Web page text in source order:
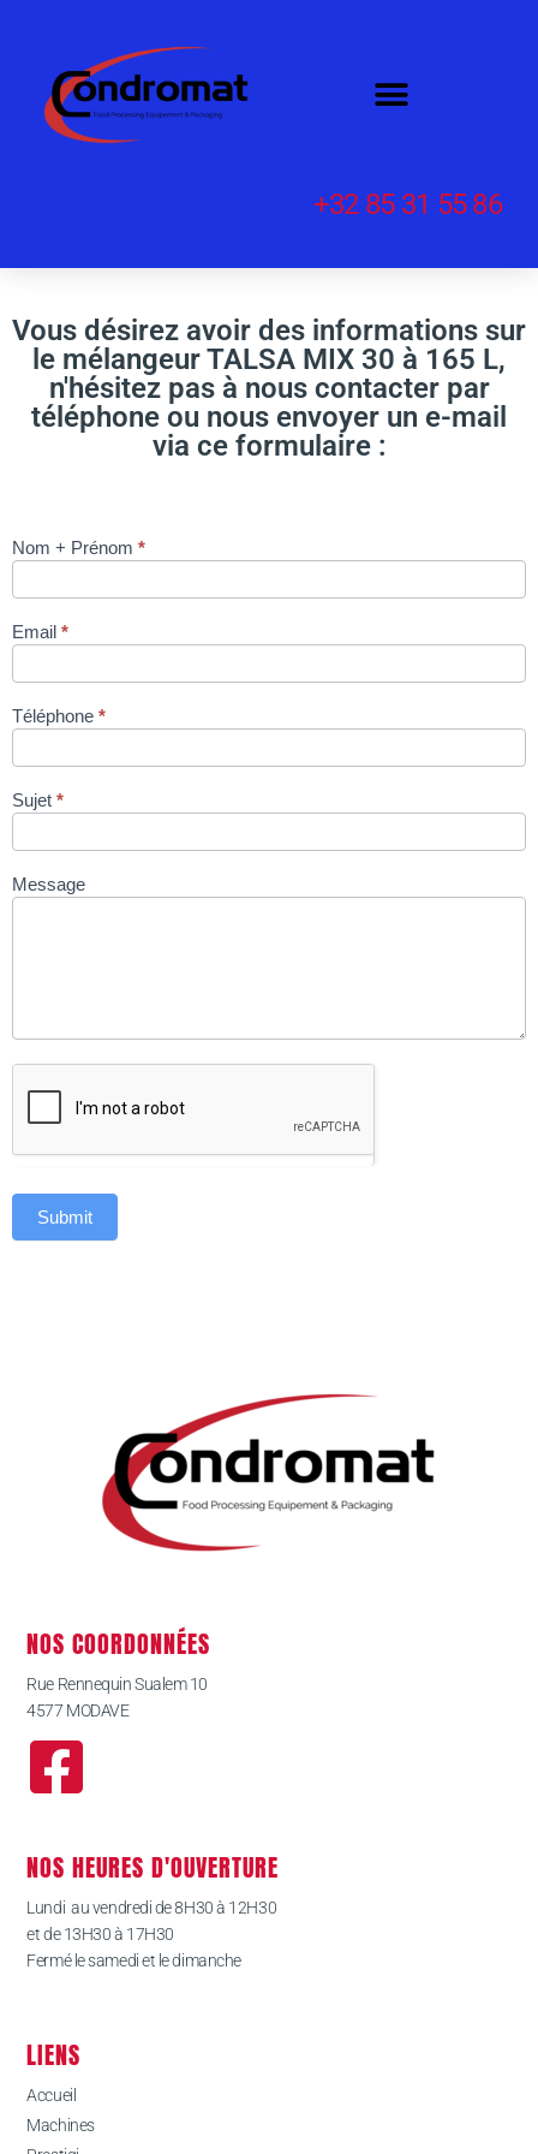
+32 85 31 55 86
Vous désirez avoir des informations sur
le mélangeur TALSA MIX 30 à 165 L,
n'hésitez pas à nous contacter par
téléphone ou nous envoyer un e-mail
via ce formulaire :
MELANGEUR
site
Nom + Prénom *
Email *
Téléphone *
Sujet *
Message
Submit
NOS COORDONNÉES
Rue Rennequin Sualem 10
4577 MODAVE
NOS HEURES D'OUVERTURE
Lundi au vendredi de 8H30 à 12H30
et de 13H30 à 17H30
Fermé le samedi et le dimanche
LIENS
Accueil
Machines